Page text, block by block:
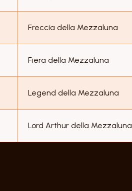
Freccia della Mezzaluna
Fiera della Mezzaluna
Legend della Mezzaluna
Lord Arthur della Mezzaluna